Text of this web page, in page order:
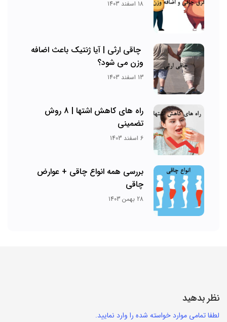
18 اسفند 1403
چاقی ارثی | آیا ژنتیک باعث اضافه
وزن می شود؟
13 اسفند 1403
راه های کاهش اشتها | 8 روش
تضمینی
6 اسفند 1403
بررسی همه انواع چاقی + عوارض
چاقی
28 بهمن 1403
نظر بدهید
لطفا تمامی موارد خواسته شده را وارد نمایید.